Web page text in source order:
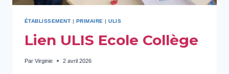
ÉTABLISSEMENT | PRIMAIRE |ULIS
Lien ULIS Ecole Collège
Par Virginie 2 avril 2026